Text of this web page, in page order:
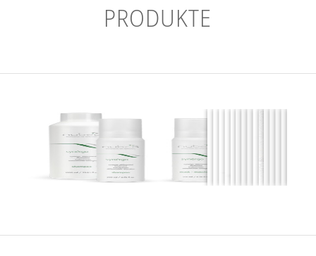
PRODUKTE